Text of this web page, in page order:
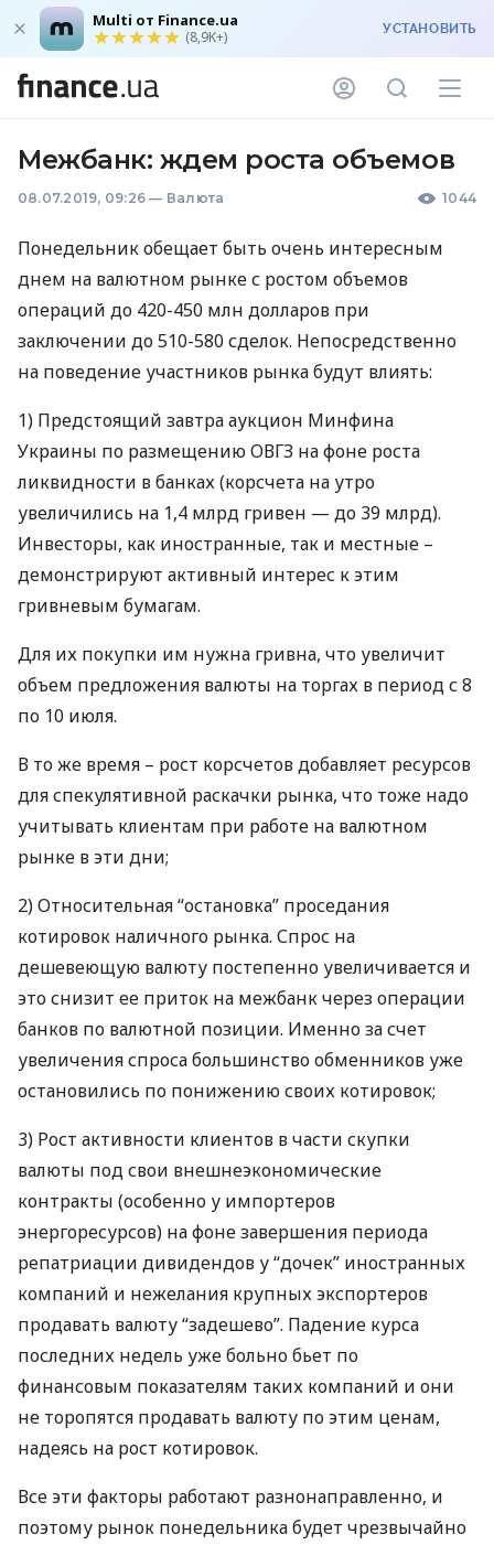
Multi от Finance.ua
(8,9K+) УСТАНОВИТЬ
Межбанк: ждем роста объемов
08.07.2019, 09:26 — Валюта 1044
Понедельник обещает быть очень интересным
днем на валютном рынке с ростом объемов
операций до 420-450 млн долларов при
заключении до 510-580 сделок. Непосредственно
на поведение участников рынка будут влиять:
1) Предстоящий завтра аукцион Минфина
Украины по размещениюОВГЗ на фоне роста
ликвидности в банках (корсчета на утро
увеличились на 1,4 млрд гривен — до 39 млрд).
Инвесторы, как иностранные, так и местные –
демонстрируют активный интерес к этим
гривневым бумагам.
Для их покупки им нужна гривна, что увеличит
объем предложения валюты на торгах в период с 8
по 10 июля.
В то же время – рост корсчетов добавляет ресурсов
для спекулятивной раскачки рынка, что тоже надо
учитывать клиентам при работе на валютном
рынке в эти дни;
2) Относительная “остановка” проседания
котировок наличного рынка. Спрос на
дешевеющую валюту постепенно увеличивается и
это снизит ее приток на межбанк через операции
банков по валютной позиции. Именно за счет
увеличения спроса большинство обменников уже
остановились по понижению своих котировок;
3) Рост активности клиентов в части скупки
валюты под свои внешнеэкономические
контракты (особенно у импортеров
энергоресурсов) на фоне завершения периода
репатриации дивидендов у “дочек” иностранных
компаний и нежелания крупных экспортеров
продавать валюту “задешево”. Падение курса
последних недель уже больно бьет по
финансовым показателям таких компаний и они
не торопятся продавать валюту по этим ценам,
надеясь на рост котировок.
Все эти факторы работают разнонаправленно, и
поэтому рынок понедельника будет чрезвычайно